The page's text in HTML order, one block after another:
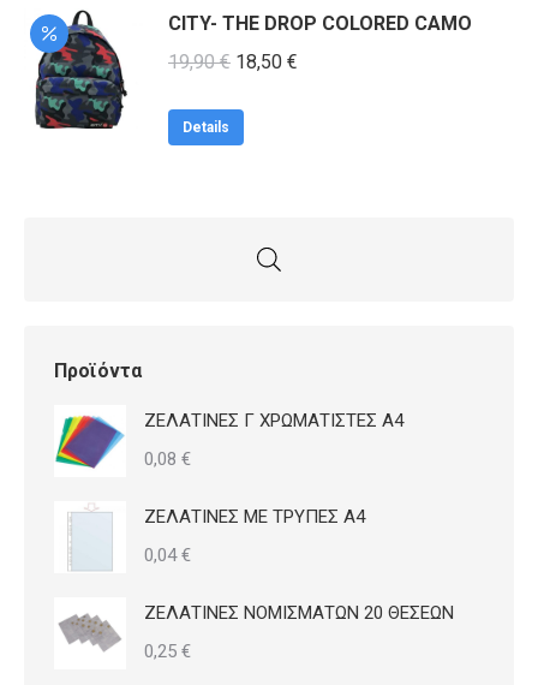
CITY- THE DROP COLORED CAMO
19,90€ Original
18,50 €
Details
Προϊόντα
ΖΕΛΑΤΙΝΕΣ Γ ΧΡΩΜΑΤΙΣΤΕΣ Α4
0,08 €
ΖΕΛΑΤΙΝΕΣ ΜΕ ΤΡΥΠΕΣ Α4
0,04€
ΖΕΛΑΤΙΝΕΣ ΝΟΜΙΣΜΑΤΩΝ 20 ΘΕΣΕΩΝ
0,25 €